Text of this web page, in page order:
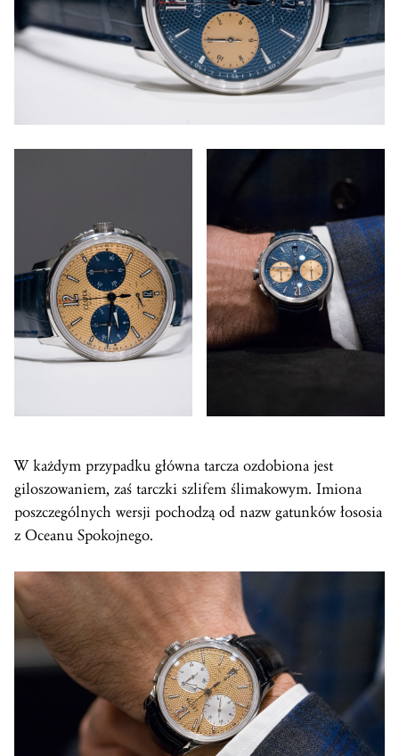
W każdym przypadku główna tarcza ozdobiona jest
giloszowaniem, zaś tarczki szlifem ślimakowym. Imiona
poszczególnych wersji pochodzą od nazw gatunków łososia
z Oceanu Spokojnego.